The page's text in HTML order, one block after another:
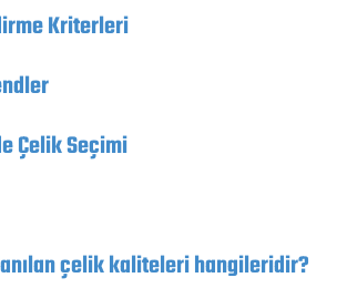
Kriterleri
Çelik Seçimi
çelik kaliteleri hangileridir?